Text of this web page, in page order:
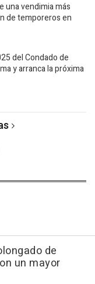
una vendimia más
de temporeros en
del Condado de
y arranca la próxima
de
un mayor